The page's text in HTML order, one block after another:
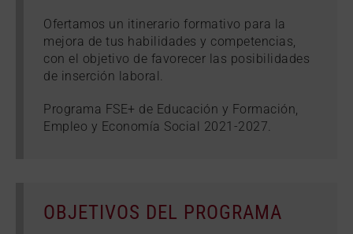
Ofertamos un itinerario formativo para la
mejora de tus habilidades y competencias,
con el objetivo de favorecer las posibilidades
de inserción laboral.
Programa FSE+ de Educación y Formación,
Empleo y Economía Social 2021-2027.
OBJETIVOS DEL PROGRAMA